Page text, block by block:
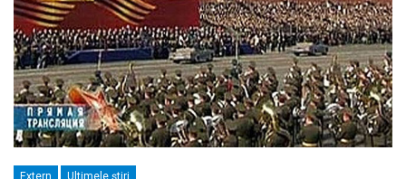
Extern Ultimele ştiri